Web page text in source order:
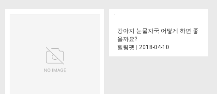
강아지 눈물자국 어떻게 하면 좋
을까요?
힐링펫 | 2018-04-10